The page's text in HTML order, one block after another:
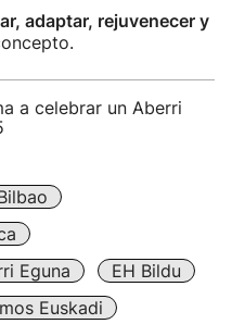
adaptar, rejuvenecer y
a celebrar un Aberri
Eguna
EH Bildu
Euskadi